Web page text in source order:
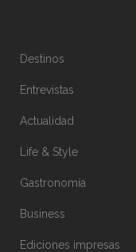
Destinos
Entrevistas
Actualidad
Life & Style
Gastronomía
Business
Ediciones impresas